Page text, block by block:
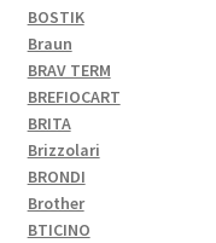
BOSTIK
Braun
BRAV TERM
BREFIOCART
BRITA
Brizzolari
BRONDI
Brother
BTICINO